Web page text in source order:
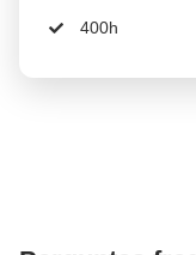
400h